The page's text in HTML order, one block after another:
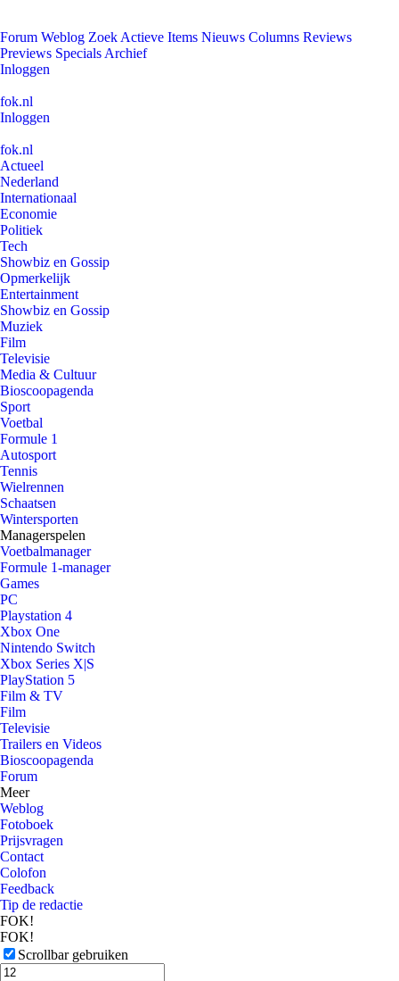
Forum Weblog Zoek Actieve Items Nieuws Columns Reviews
Previews Specials Archief
Inloggen
fok.nl
Inloggen
fok.nl
Actueel
Nederland
Internationaal
Economie
Politiek
Tech
Showbiz en Gossip
Opmerkelijk
Entertainment
Showbiz en Gossip
Muziek
Film
Televisie
Media & Cultuur
Bioscoopagenda
Sport
Voetbal
Formule 1
Autosport
Tennis
Wielrennen
Schaatsen
Wintersporten
Managerspelen
Voetbalmanager
Formule 1-manager
Games
PC
Playstation 4
Xbox One
Nintendo Switch
Xbox Series X|S
PlayStation 5
Film & TV
Film
Televisie
Trailers en Videos
Bioscoopagenda
Forum
Meer
Weblog
Fotoboek
Prijsvragen
Contact
Colofon
Feedback
Tip de redactie
FOK!
FOK!
Scrollbar gebruiken